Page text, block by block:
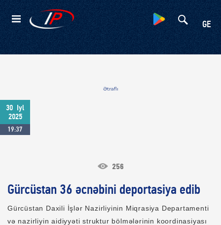
GE
Kateqoriyalar
Ətraflı
30
Iyl
2025
19:37
256
Gürcüstan 36 əcnəbini deportasiya edib
Gürcüstan Daxili İşlər Nazirliyinin Miqrasiya Departamenti
və nazirliyin aidiyyəti struktur bölmələrinin koordinasiyası